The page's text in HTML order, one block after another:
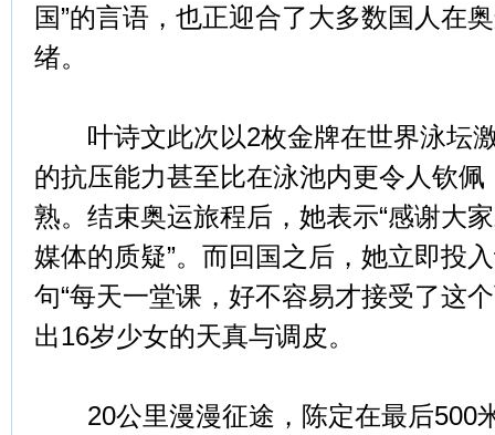
国”的言语，也正迎合了大多数国人在
绪。
叶诗文此次以2枚金牌在世界泳坛
的抗压能力甚至比在泳池内更令人钦
熟。结束奥运旅程后，她表示“感谢大
媒体的质疑”。而回国之后，她立即投
句“每天一堂课，好不容易才接受了这
出16岁少女的天真与调皮。
20公里漫漫征途，陈定在最后500